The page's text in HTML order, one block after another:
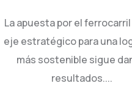
La apuesta por el
eje estratégico para una
más sostenible sigue
resultados....